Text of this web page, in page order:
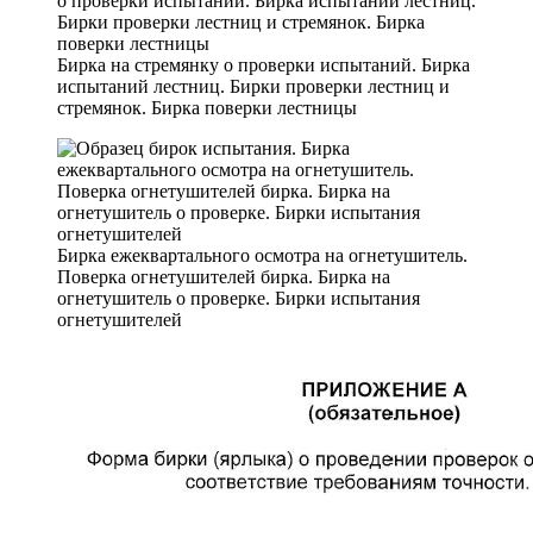
Бирка на стремянку о проверки испытаний. Бирка
испытаний лестниц. Бирки проверки лестниц и
стремянок. Бирка поверки лестницы
Бирка ежеквартального осмотра на огнетушитель.
Поверка огнетушителей бирка. Бирка на
огнетушитель о проверке. Бирки испытания
огнетушителей